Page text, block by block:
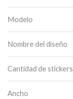
Modelo
Nombre del diseño
Cantidad de stickers
Ancho